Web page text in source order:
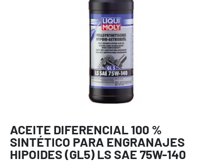
ACEITE DIFERENCIAL 100 %
SINTÉTICO PARA ENGRANAJES
HIPOIDES (GL5) LS SAE 75W-140